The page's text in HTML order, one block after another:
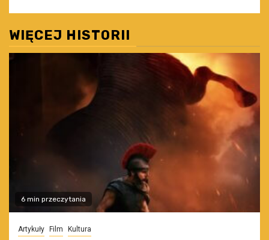
WIĘCEJ HISTORII
6 min przeczytania
Artykuły Film Kultura